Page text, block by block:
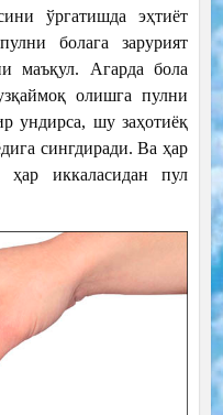
ўргатишда эҳтиёт
болага зарурият
маъқул. Агарда бола
олишга пулни
ундирса, шу заҳотиёқ
сингдиради. Ва ҳар
иккаласидан пул